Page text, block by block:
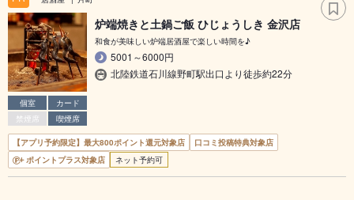
個室
カード
禁煙席
喫煙席
炉端焼きと土鍋ご飯 ひじょうしき 金沢店
和食が美味しい炉端居酒屋で楽しい時間を♪
5001～6000円
北陸鉄道石川線野町駅出口より徒歩約22分
【アプリ予約限定】最大800ポイント還元対象店
口コミ投稿特典対象店
ポイントプラス対象店
ネット予約可